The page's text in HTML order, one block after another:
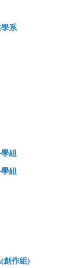
系
組
組
創作組)